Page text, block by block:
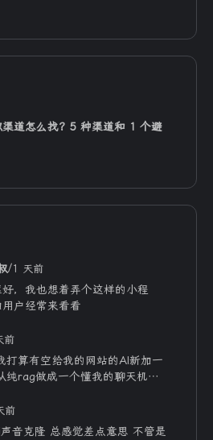
渠道怎么找？5 种渠道和 1 个避
/1 天前
，我也想着弄个这样的小程
户经常来看看
前
算有空给我的网站的AI新加一
纯rag做成一个懂我的聊天机器
额度的API 还有DeepSeek的低
啦
前
克隆 总感觉差点意思 不管是